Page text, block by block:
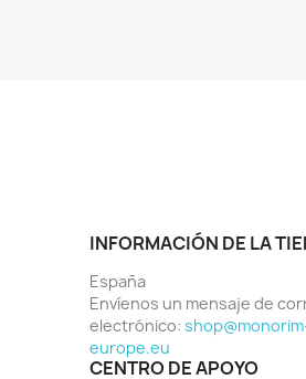
INFORMACIÓN DE LA
España
Envíenos un mensaje de
electrónico:
europe.eu
CENTRO DE APOYO